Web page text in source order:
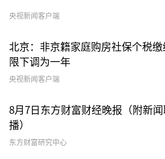
业基建红利的核心领域。“投
建设的龙头公司。”杨中楷表
“对于大多数投资者而言，在
楷建议投资者遵循产业发展客
一定规模后，再重点挖掘下游
客户渠道的应用服务龙头。
央视新闻客户端
北京：非京籍家庭购房社保个税
限下调为一年
央视新闻客户端
8月7日东方财富财经晚报（附新
播）
东方财富研究中心